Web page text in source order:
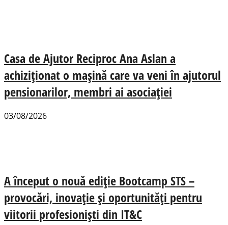
Casa de Ajutor Reciproc Ana Aslan a
achiziționat o mașină care va veni în ajutorul
pensionarilor, membri ai asociației
03/08/2026
A început o nouă ediție Bootcamp STS –
provocări, inovație și oportunități pentru
viitorii profesioniști din IT&C